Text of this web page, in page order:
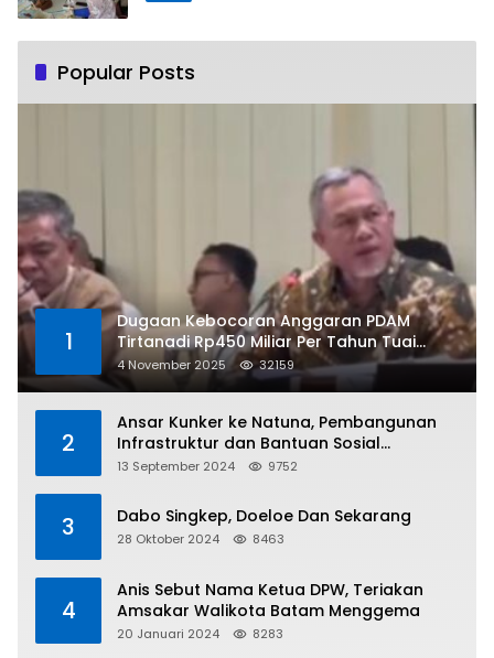
Popular Posts
1
Dugaan Kebocoran Anggaran PDAM
Tirtanadi Rp450 Miliar Per Tahun Tuai
Kritikan
4 November 2025 32159
2
Ansar Kunker ke Natuna, Pembangunan
Infrastruktur dan Bantuan Sosial
Direalisasikan Hingga Pulau Tiga
13 September 2024 9752
3 Dabo Singkep, Doeloe Dan Sekarang
28 Oktober 2024 8463
4
Anis Sebut Nama Ketua DPW, Teriakan
Amsakar Walikota Batam Menggema
20 Januari 2024 8283